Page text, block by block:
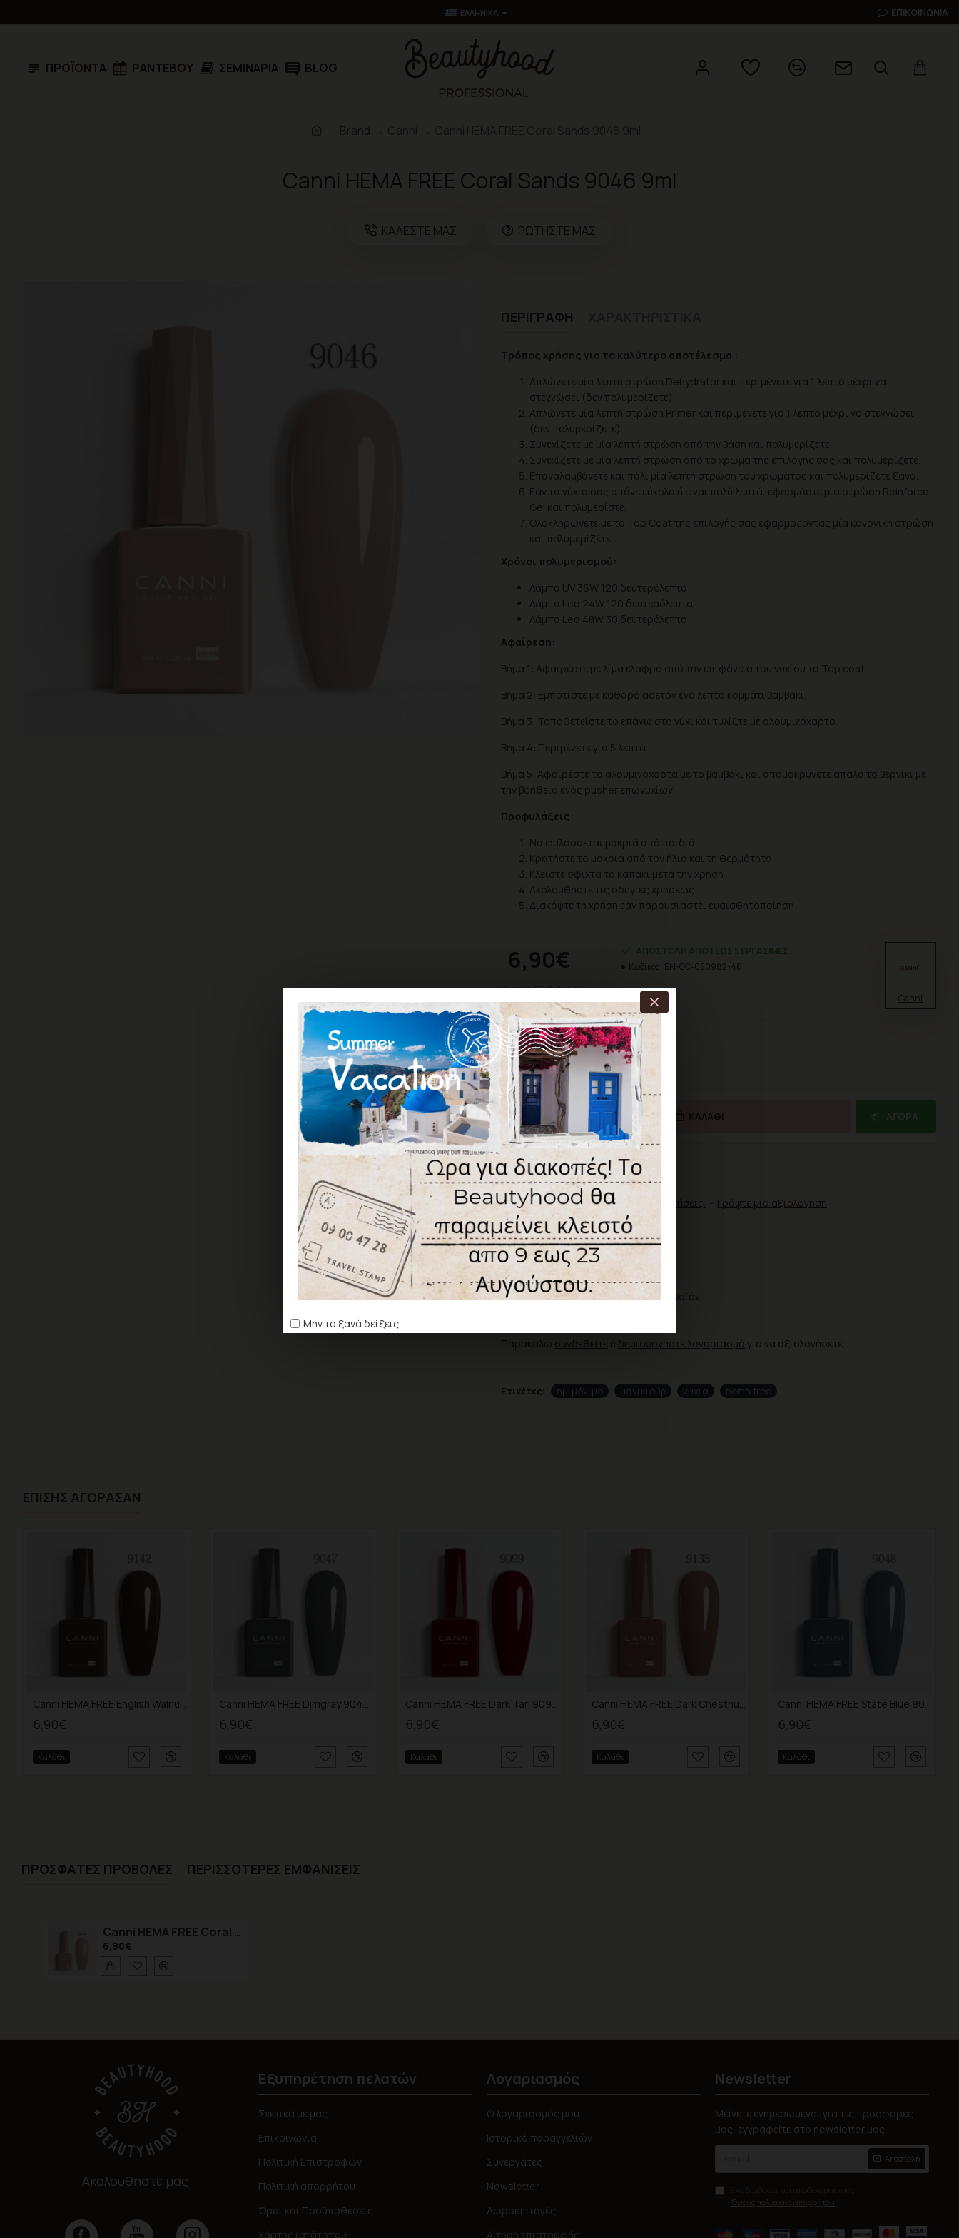
Μην το ξανά δείξεις.
ΕΛΛΗΝΙΚΆ ΕΠΙΚΟΙΝΩΝΊΑ
ΠΡΟΪΌΝΤΑ ΡΑΝΤΕΒΟΎ ΣΕΜΙΝΆΡΙΑ BLOG
Canni HEMA FREE Coral Sands 9046 9ml
ΚΑΛΈΣΤΕ ΜΑΣ ΡΩΤΉΣΤΕ ΜΑΣ
ΠΕΡΙΓΡΑΦΉ
Τρόπος χρήσης για το καλύτερο αποτέλεσμα :
Απλώνετε μία λεπτή στρώση Dehydrator και περιμένετε για 1 λεπτό μέχρι να
στεγνώσει (δεν πολυμερίζετε)
Απλώνετε μία λεπτή στρώση Primer και περιμένετε για 1 λεπτό μέχρι να στεγνώσει
(δεν πολυμερίζετε)
Συνεχίζετε με μία λεπτή στρώση από την βάση και πολυμερίζετε.
Συνεχίζετε με μία λεπτή στρώση από το χρώμα της επιλογής σας και πολυμερίζετε.
Επαναλαμβάνετε και πάλι μία λεπτή στρώση του χρώματος και πολυμερίζετε ξανά.
Eάν τα νύχια σας σπάνε εύκολα ή είναι πολύ λεπτά, εφαρμόστε μια στρώση Reinforce
Gel και πολυμερίστε.
Ολοκληρώνετε με το Top Coat της επιλογής σας εφαρμόζοντας μία κανονική στρώση
και πολυμερίζέτε.
Χρόνοι πολυμερισμού:
Λάμπα UV 36W 120 δευτερόλεπτα
Λάμπα Led 24W 120 δευτερόλεπτα
Λάμπα Led 48W 30 δευτερόλεπτα
Αφαίρεση:
Βήμα 1: Αφαιρέστε με λίμα ελαφρά από την επιφάνεια του νυχίου το Top coat
Βήμα 2: Εμποτίστε με καθαρό ασετόν ένα λεπτό κομμάτι βαμβάκι.
Βήμα 3: Τοποθετείστε το επάνω στο νύχι και τυλίξτε με αλουμινόχαρτο.
Βήμα 4: Περιμένετε για 5 λεπτά.
Βήμα 5: Αφαιρέστε τα αλουμινόχαρτα με το βαμβάκι και απομακρύνετε απαλά το βερνίκι με
την βοήθεια ενός pusher επωνυχίων.
Προφυλάξεις:
Να φυλάσσεται μακριά από παιδιά
Κρατήστε το μακριά από τον ήλιο και τη θερμότητα
Κλείστε σφιχτά το καπάκι μετά την χρήση
Ακολουθήστε τις οδηγίες χρήσεως
Διακόψτε τη χρήση εάν παρουσιαστεί ευαισθητοποίηση
Σύμφωνα με 0 αξιολογήσεις. - Γράψτε μια αξιολόγηση
6,90€
Χωρίς ΦΠΑ: 5,56€
ΑΠΟΣΤΟΛΉ ΑΠΌ 1 ΈΩΣ 5 ΕΡΓΆΣΙΜΕΣ
Κωδικός: BH-CC-050982-46
Canni
Χρώμα
ΚΑΛΆΘΙ ΑΓΟΡΆ
ΕΠΙΘΥΜΗΤΌ ΣΎΓΚΡΙΣΗ
ΑΞΙΟΛΌΓΗΣΗ
Δεν υπάρχουν αξιολογήσεις για το προϊόν.
συνδεθείτε δημιουργήστε λογαριασμό για να αξιολογήσετε
Ετικέτες: ημιμόνιμο μανικιούρ νύχια hema free
ΕΠΊΣΗΣ ΑΓΌΡΑΣΑΝ
6,90€
Καλάθι
6,90€
Καλάθι
6,90€
Καλάθι
6,90€
Καλάθι
6,90€
Καλάθι
ΠΡΌΣΦΑTΕΣ ΠΡΟΒΟΛΈΣ ΠΕΡΙΣΣΌΤΕΡΕΣ ΕΜΦΑΝΊΣΕΙΣ
Canni HEMA FREE Coral Sands 9046 9ml
6,90€
Ακολουθήστε μας
Εξυπηρέτηση πελατών
Σχετικά με μας
Επικοινωνία
Πολιτική Επιστροφών
Πολιτική απορρήτου
Όροι και Προϋποθέσεις
Χάρτης ιστότοπου
Λογαριασμός
Ο λογαριασμός μου
Ιστορικό παραγγελιών
Συνεργάτες
Newsletter
Δωροεπιταγές
Αίτηση επιστροφής
Newsletter
Μείνετε ενημερωμένοι για τις προσφορές
μας, εγγραφείτε στο newsletter μας
Αποστολή
Όρους πολιτικής απορρήτου